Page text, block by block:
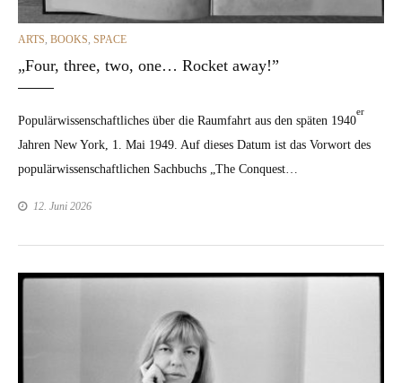
CATEGORIES
ARTS, BOOKS, SPACE
„Four, three, two, one… Rocket away!”
Pop­ulär­wis­senschaftlich­es über die Raum­fahrt aus den späten 1940
er
Jahren New York, 1. Mai 1949. Auf dieses Datum ist das Vor­wort des
pop­ulär­wis­senschaftlichen Sach­buchs „The Con­quest…
12. Juni 2026